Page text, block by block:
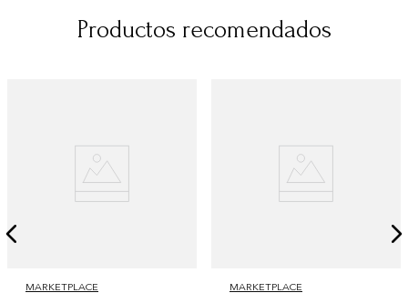
Productos recomendados
MARKETPLACE MARKETPLACE